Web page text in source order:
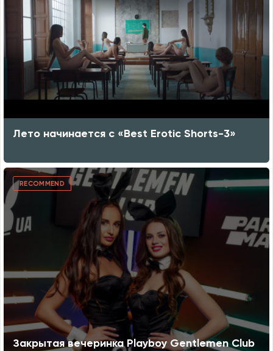
Лето начинается с «Best Erotic Shorts-3»
RECOMMEND
Закрытая вечеринка Playboy Gentlemen Club